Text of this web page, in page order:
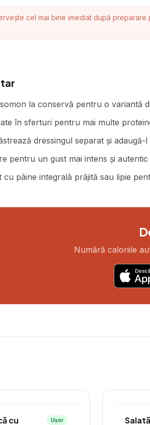
cel mai bine imediat după
la conservă pentru o variantă
în sferturi pentru mai multe
dressingul separat și adaugă-
pentru un gust mai intens și autentic
pâine integrală prăjită sau lipie
Numără caloriile
cu
Ușor